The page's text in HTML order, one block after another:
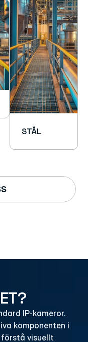
STÅL
IP-kameror.
komponenten i
förstå visuellt